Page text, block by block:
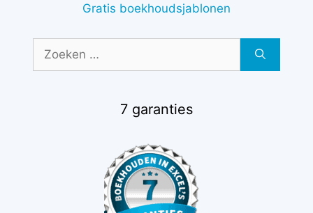
Gratis boekhoudsjablonen
naar:
7 garanties